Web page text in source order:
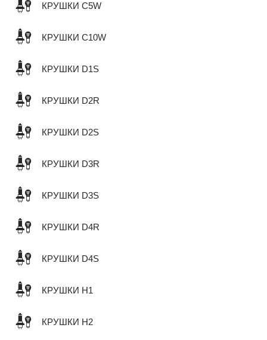
КРУШКИ C5W
КРУШКИ C10W
КРУШКИ D1S
КРУШКИ D2R
КРУШКИ D2S
КРУШКИ D3R
КРУШКИ D3S
КРУШКИ D4R
КРУШКИ D4S
КРУШКИ H1
КРУШКИ H2